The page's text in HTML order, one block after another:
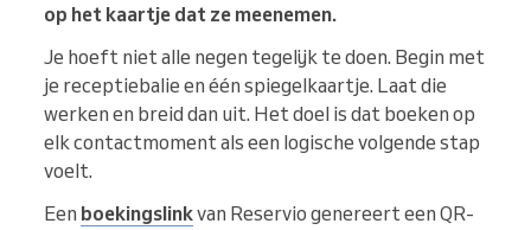
op het kaartje dat ze meenemen.
Je hoeft niet alle negen tegelijk te doen. Begin met
je receptiebalie en één spiegelkaartje. Laat die
werken en breid dan uit. Het doel is dat boeken op
elk contactmoment als een logische volgende stap
voelt.
Een boekingslinkvan Reservio genereert een QR-